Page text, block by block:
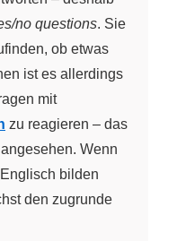
no questions. Sie
ob etwas
ist es allerdings
mit
zu reagieren – das
Wenn
bilden
den zugrunde